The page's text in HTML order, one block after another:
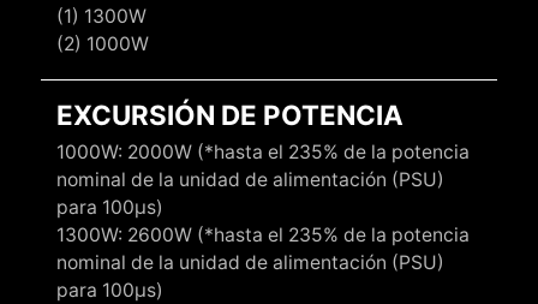
(1) 1300W
(2) 1000W
EXCURSIÓN DE POTENCIA
1000W: 2000W (*hasta el 235% de la potencia
nominal de la unidad de alimentación (PSU)
para 100μs)
1300W: 2600W (*hasta el 235% de la potencia
nominal de la unidad de alimentación (PSU)
para 100μs)